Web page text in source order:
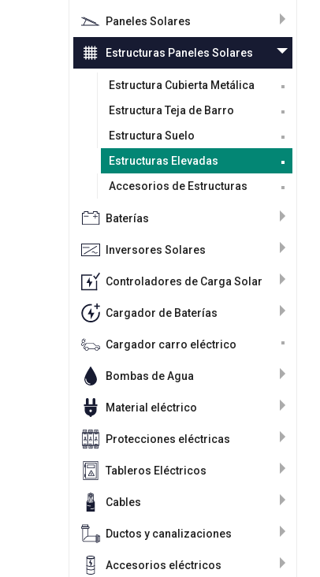
Paneles Solares
Estructuras Paneles Solares
Estructura Cubierta Metálica
Estructura Teja de Barro
Estructura Suelo
Estructuras Elevadas
Accesorios de Estructuras
Baterías
Inversores Solares
Controladores de Carga Solar
Cargador de Baterías
Cargador carro eléctrico
Bombas de Agua
Material eléctrico
Protecciones eléctricas
Tableros Eléctricos
Cables
Ductos y canalizaciones
Accesorios eléctricos